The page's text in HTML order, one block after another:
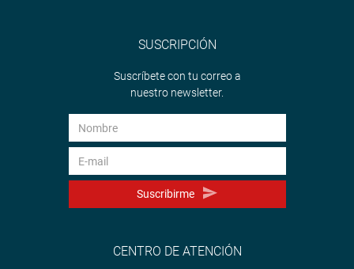
SUSCRIPCIÓN
Suscríbete con tu correo a
nuestro newsletter.
Suscribirme
CENTRO DE ATENCIÓN